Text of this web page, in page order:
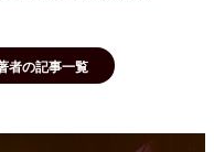
者の記事一覧